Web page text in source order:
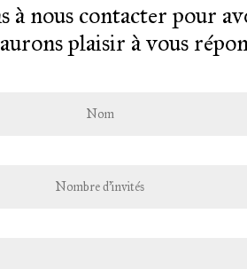
à nous contacter pour
aurons plaisir à vous